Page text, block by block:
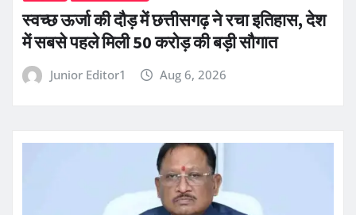
स्वच्छ ऊर्जा की दौड़ में छत्तीसगढ़ ने रचा इतिहास, देश
में सबसे पहले मिली 50 करोड़ की बड़ी सौगात
Junior Editor1 Aug 6, 2026